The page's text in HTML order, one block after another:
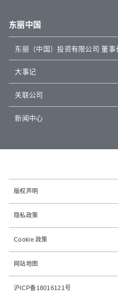
东丽中国
东丽（中国）投资有限公司 董事
大事记
关联公司
新闻中心
版权声明
隐私政策
Cookie 政策
网站地图
沪ICP备18016121号